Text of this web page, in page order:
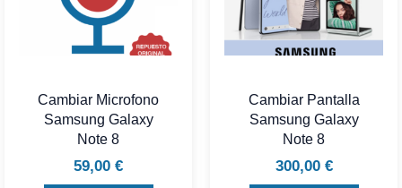
Cambiar Microfono
Samsung Galaxy
Note 8
59,00 €
Cambiar Pantalla
Samsung Galaxy
Note 8
300,00 €